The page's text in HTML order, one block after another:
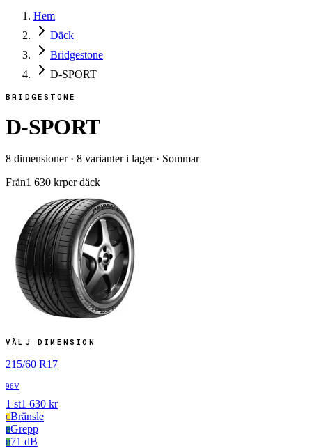
Hem
Däck
Bridgestone
D-SPORT
BRIDGESTONE
D-SPORT
8 dimensioner· 8 varianter i lager· Sommar
Från1 630 krper däck
VÄLJ DIMENSION
215/60 R17
96V
1 st1 630 kr
CBränsle
BGrepp
B71 dB